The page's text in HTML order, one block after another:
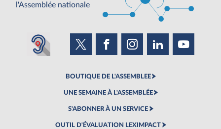
l'Assemblée nationale
BOUTIQUE DE L'ASSEMBLEE
UNE SEMAINE À L'ASSEMBLÉE
S'ABONNER À UN SERVICE
OUTIL D'ÉVALUATION LEXIMPACT